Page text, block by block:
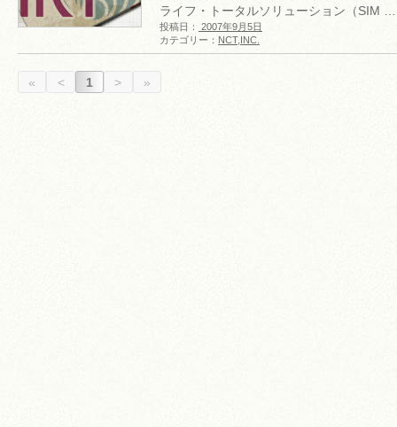
ライフ・トータルソリューション（SIM …
投稿日：
2007年9月5日
カテゴリー： NCT,INC.
« < 1 > »